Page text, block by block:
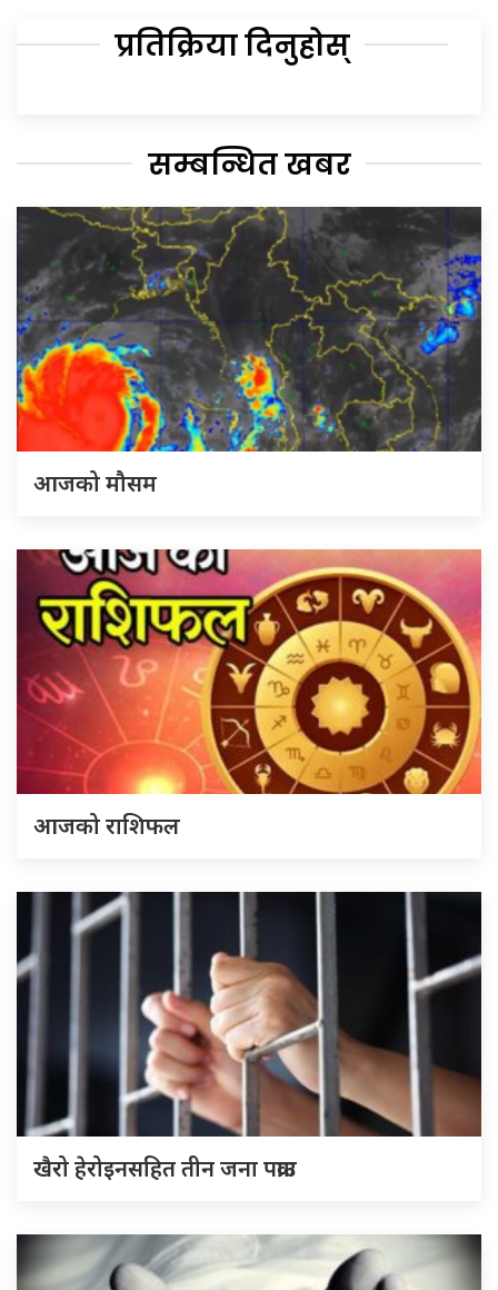
प्रतिक्रिया दिनुहोस्
सम्बन्धित खबर
आजको मौसम
आजको राशिफल
खैरो हेरोइनसहित तीन जना पक्राउ